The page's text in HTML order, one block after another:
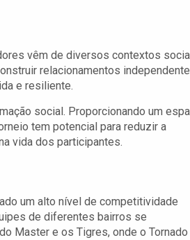
vêm de diversos contextos
relacionamentos
e resiliente.
social. Proporcionando um
tem potencial para reduzir a
vida dos participantes.
um alto nível de competitividade
de diferentes bairros se
Master e os Tigres, onde o Tornado